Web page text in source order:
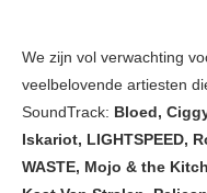
We zijn vol verwachting
veelbelovende artiesten
SoundTrack: Bloed,
Iskariot, LIGHTSPEED,
WASTE, Mojo & the